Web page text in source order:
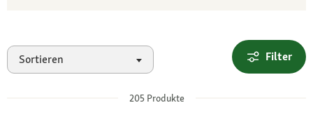
Sortieren Filter
205Produkte